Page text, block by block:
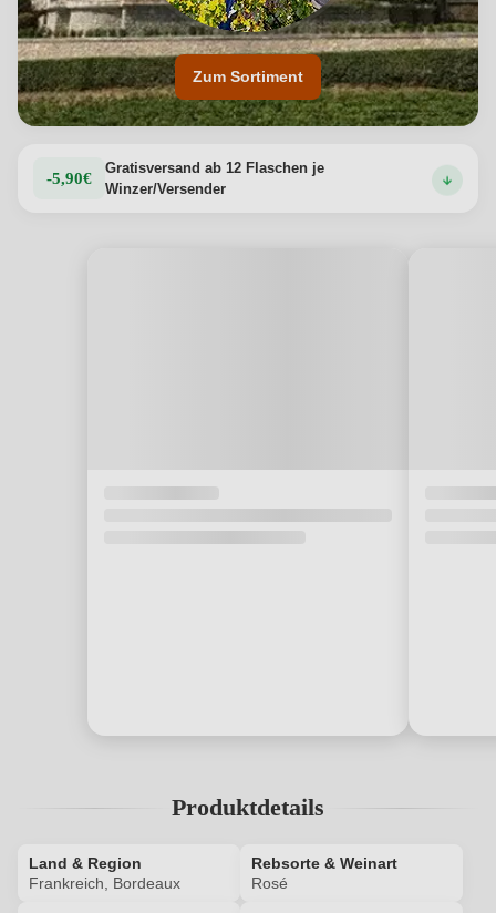
Zum Sortiment
-5,90€
Gratisversand ab 12 Flaschen je
Winzer/Versender
Produktdetails
Land & Region
Frankreich, Bordeaux
Rebsorte & Weinart
Rosé